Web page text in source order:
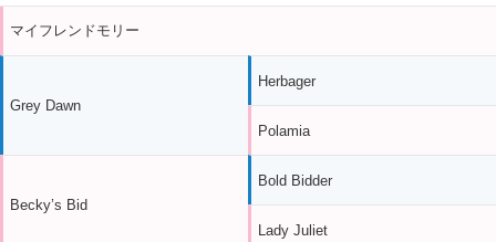
マイフレンドモリー
Grey Dawn
Becky’s Bid
Herbager
Polamia
Bold Bidder
Lady Juliet